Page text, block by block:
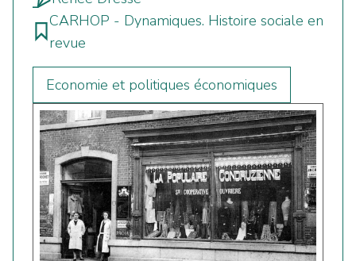
CARHOP - Dynamiques. Histoire sociale en
revue
Economie et politiques économiques